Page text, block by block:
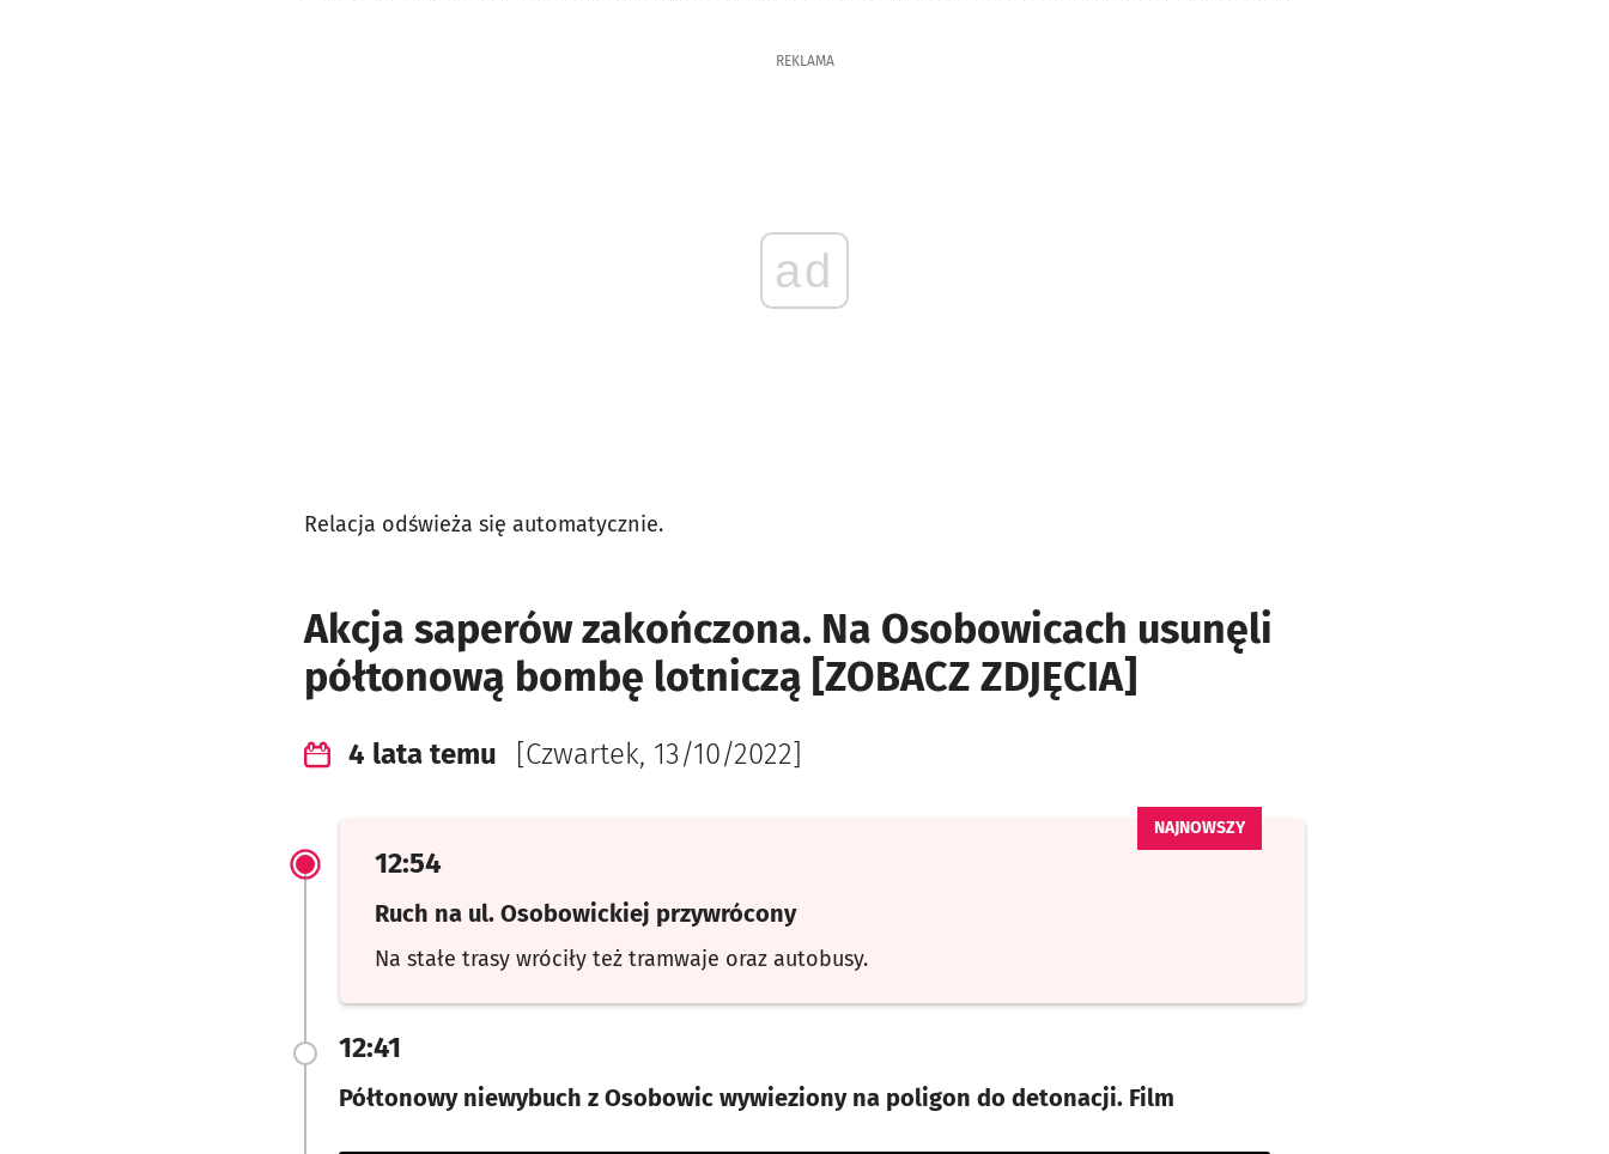
REKLAMA
ad
Relacja odświeża się automatycznie.
Akcja saperów zakończona. Na Osobowicach usunęli
półtonową bombę lotniczą [ZOBACZ ZDJĘCIA]
4 lata temu [Czwartek, 13/10/2022]
12:54
Ruch na ul. Osobowickiej przywrócony
Na stałe trasy wróciły też tramwaje oraz autobusy.
12:41
Półtonowy niewybuch z Osobowic wywieziony na poligon do detonacji. Film